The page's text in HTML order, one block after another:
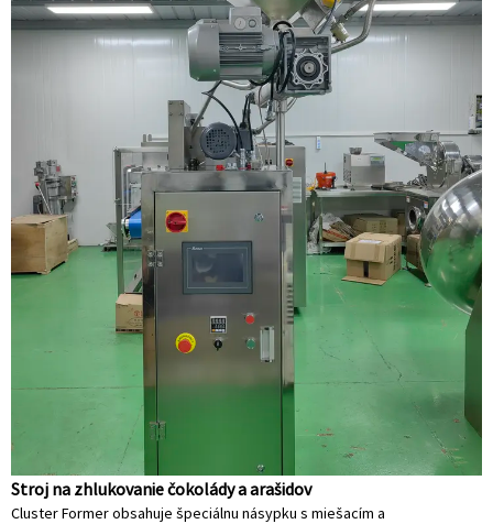
Stroj na zhlukovanie čokolády a arašidov
Cluster Former obsahuje špeciálnu násypku s miešacím a